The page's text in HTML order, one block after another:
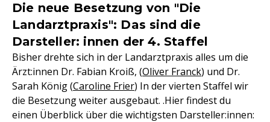
Die neue Besetzung von "Die
Landarztpraxis": Das sind die
Darsteller: innen der 4. Staffel
Bisher drehte sich in der Landarztpraxis alles um die
Ärzt:innen Dr. Fabian Kroiß, (Oliver Franck) und Dr.
Sarah König (Caroline Frier) In der vierten Staffel wir
die Besetzung weiter ausgebaut. .Hier findest du
einen Überblick über die wichtigsten Darsteller:innen: